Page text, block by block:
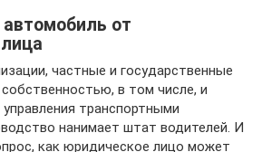
от
частные и государственные
в том числе, и
транспортными
нанимает штат водителей. И
как юридическое лицо может